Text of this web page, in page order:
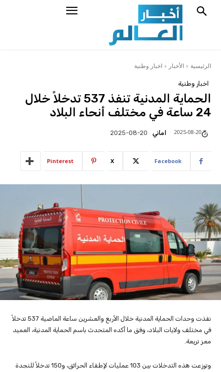
الرئيسية الأخبار اخبار وطنية
اخبار وطنية
الحماية المدنية تنفذ 537 تدخلاً خلال
24 ساعة في مختلف أنحاء البلاد
اماني 2025-08-20 2025-08-20
Facebook
X
Pinterest
نفذت وحدات الحماية المدنية خلال الأربع والعشرين ساعة الماضية 537 تدخلاً
في مختلف ولايات البلاد، وفق ما أكده المتحدث باسم الحماية المدنية، العميد
معز تريعة.
وتوزعت هذه التدخلات بين 103 عمليات لإطفاء الحرائق، و150 تدخلاً للنجدة